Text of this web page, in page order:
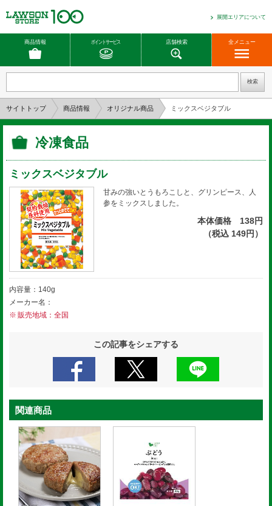
展開エリアについて
商品情報 ポイントサービス 店舗検索 全メニュー
サイトトップ 商品情報 オリジナル商品 ミックスベジタブル
冷凍食品
ミックスベジタブル
甘みの強いとうもろこしと、グリンピース、人
参をミックスしました。
本体価格 138円
（税込 149円）
内容量：140g
メーカー名：
販売地域：全国
この記事をシェアする
関連商品